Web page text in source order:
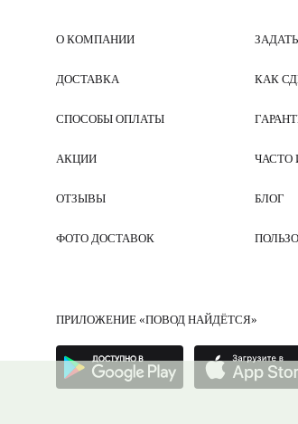
О КОМПАНИИ
ДОСТАВКА
СПОСОБЫ ОПЛАТЫ
АКЦИИ
ОТЗЫВЫ
ФОТО ДОСТАВОК
КАК
ЧАСТО
БЛОГ
ПРИЛОЖЕНИЕ «ПОВОД НАЙДЁТСЯ»